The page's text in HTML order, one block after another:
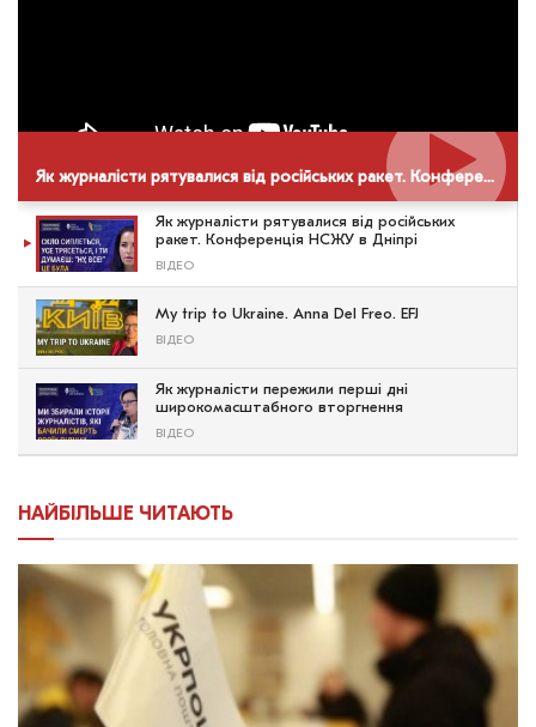
Як журналісти рятувалися від російських ракет. Конференція НСЖУ в Дніпрі
Як журналісти рятувалися від російських
ракет. Конференція НСЖУ в Дніпрі
ВІДЕО
My trip to Ukraine. Anna Del Freo. EFJ
ВІДЕО
Як журналісти пережили перші дні
широкомасштабного вторгнення
ВІДЕО
НАЙБІЛЬШЕ ЧИТАЮТЬ